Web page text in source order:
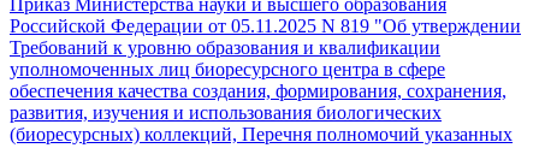
Российской Федерации от 05.11.2025 N 819 "Об утверждении
Требований к уровню образования и квалификации
уполномоченных лиц биоресурсного центра в сфере
обеспечения качества создания, формирования, сохранения,
развития, изучения и использования биологических
(биоресурсных) коллекций, Перечня полномочий указанных